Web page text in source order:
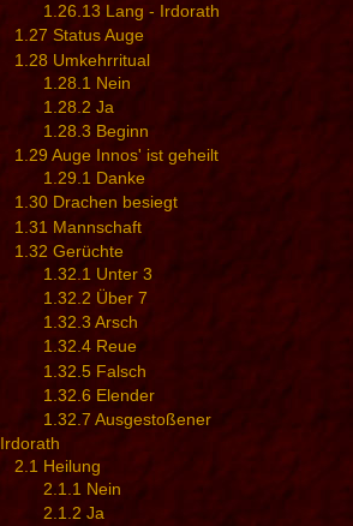
1.26.13 Lang - Irdorath
1.27 Status Auge
1.28 Umkehrritual
1.28.1 Nein
1.28.2 Ja
1.28.3 Beginn
1.29 Auge Innos' ist geheilt
1.29.1 Danke
1.30 Drachen besiegt
1.31 Mannschaft
1.32 Gerüchte
1.32.1 Unter 3
1.32.2 Über 7
1.32.3 Arsch
1.32.4 Reue
1.32.5 Falsch
1.32.6 Elender
1.32.7 Ausgestoßener
Irdorath
2.1 Heilung
2.1.1 Nein
2.1.2 Ja